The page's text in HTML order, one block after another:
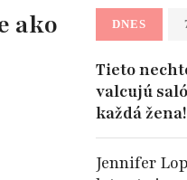
ako
DNES
Tieto
valcujú
každá žena!
Jennifer